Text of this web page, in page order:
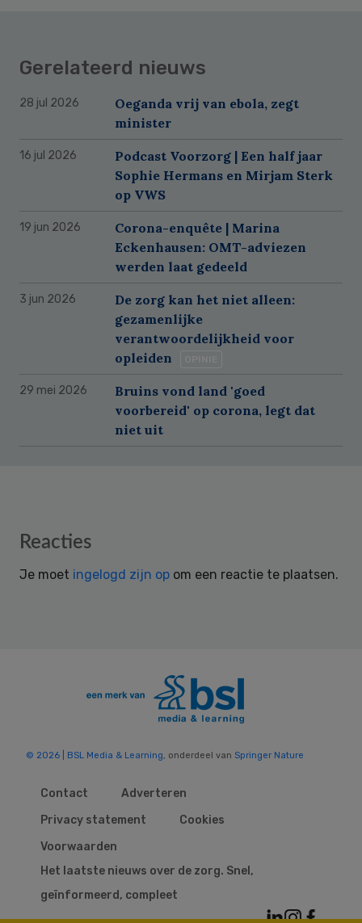
Gerelateerd nieuws
28 jul 2026
Oeganda vrij van ebola, zegt
minister
16 jul 2026
Podcast Voorzorg | Een half jaar
Sophie Hermans en Mirjam Sterk
op VWS
19 jun 2026
Corona-enquête | Marina
Eckenhausen: OMT-adviezen
werden laat gedeeld
3 jun 2026
De zorg kan het niet alleen:
gezamenlijke
verantwoordelijkheid voor
opleiden
29 mei 2026
Bruins vond land 'goed
voorbereid' op corona, legt dat
niet uit
Reader
Reacties
Je moet ingelogd zijn op om een reactie te plaatsen.
© 2026 | BSL Media & Learning , onderdeel van Springer Nature
Contact
Adverteren
Privacy statement
Cookies
Voorwaarden
Het laatste nieuws over de zorg. Snel,
geïnformeerd, compleet